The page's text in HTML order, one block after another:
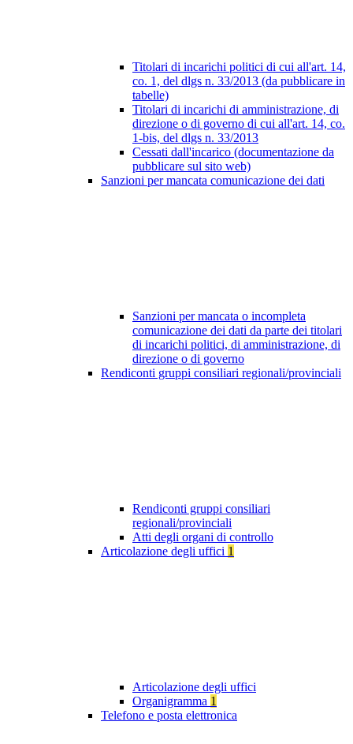
Titolari di incarichi politici di cui all'art. 14,
co. 1, del dlgs n. 33/2013 (da pubblicare in
tabelle)
Titolari di incarichi di amministrazione, di
direzione o di governo di cui all'art. 14, co.
1-bis, del dlgs n. 33/2013
Cessati dall'incarico (documentazione da
pubblicare sul sito web)
Sanzioni per mancata comunicazione dei dati
Sanzioni per mancata o incompleta
comunicazione dei dati da parte dei titolari
di incarichi politici, di amministrazione, di
direzione o di governo
Rendiconti gruppi consiliari regionali/provinciali
Rendiconti gruppi consiliari
regionali/provinciali
Atti degli organi di controllo
Articolazione degli uffici 1
Articolazione degli uffici
Organigramma 1
Telefono e posta elettronica